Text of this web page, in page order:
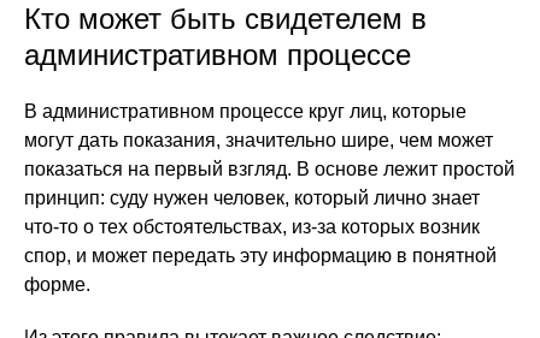
Кто может быть свидетелем в
административном процессе
В административном процессе круг лиц, которые
могут дать показания, значительно шире, чем может
показаться на первый взгляд. В основе лежит простой
принцип: суду нужен человек, который лично знает
что-то о тех обстоятельствах, из-за которых возник
спор, и может передать эту информацию в понятной
форме.